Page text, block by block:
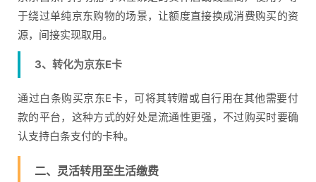
于绕过单纯京东购物的场景，让额度直接换成消费购买的资
源，间接实现取用。
3、转化为京东E卡
通过白条购买京东E卡，可将其转赠或自行用在其他需要付
款的平台，这种方式的好处是流通性更强，不过购买时要确
认支持白条支付的卡种。
二、灵活转用至生活缴费